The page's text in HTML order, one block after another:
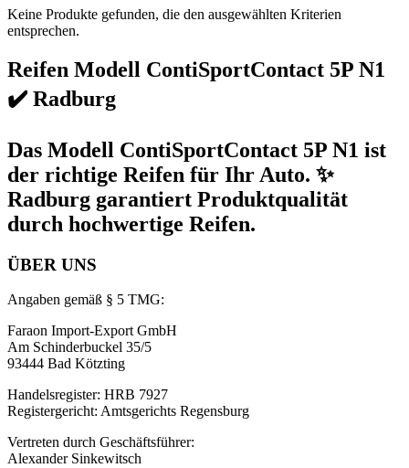
Keine Produkte gefunden, die den ausgewählten Kriterien
entsprechen.
Reifen Modell ContiSportContact 5P N1
✔️ Radburg
Das Modell ContiSportContact 5P N1 ist
der richtige Reifen für Ihr Auto. ✨
Radburg garantiert Produktqualität
durch hochwertige Reifen.
ÜBER UNS
Angaben gemäß § 5 TMG:
Faraon Import-Export GmbH
Am Schinderbuckel 35/5
93444 Bad Kötzting
Handelsregister: HRB 7927
Registergericht: Amtsgerichts Regensburg
Vertreten durch Geschäftsführer:
Alexander Sinkewitsch